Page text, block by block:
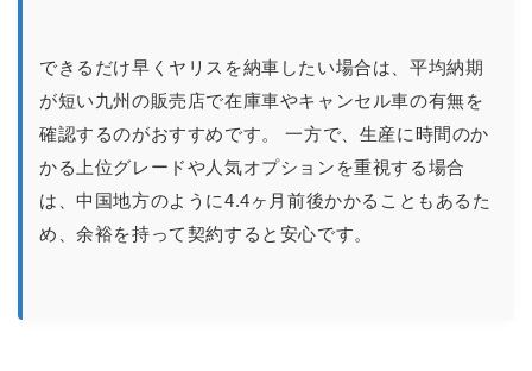
できるだけ早くヤリスを納車したい場合は、平均納期
が短い九州の販売店で在庫車やキャンセル車の有無を
確認するのがおすすめです。 一方で、生産に時間のか
かる上位グレードや人気オプションを重視する場合
は、中国地方のように4.4ヶ月前後かかることもあるた
め、余裕を持って契約すると安心です。